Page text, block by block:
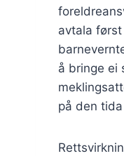
avtala
å bringe ei
på den